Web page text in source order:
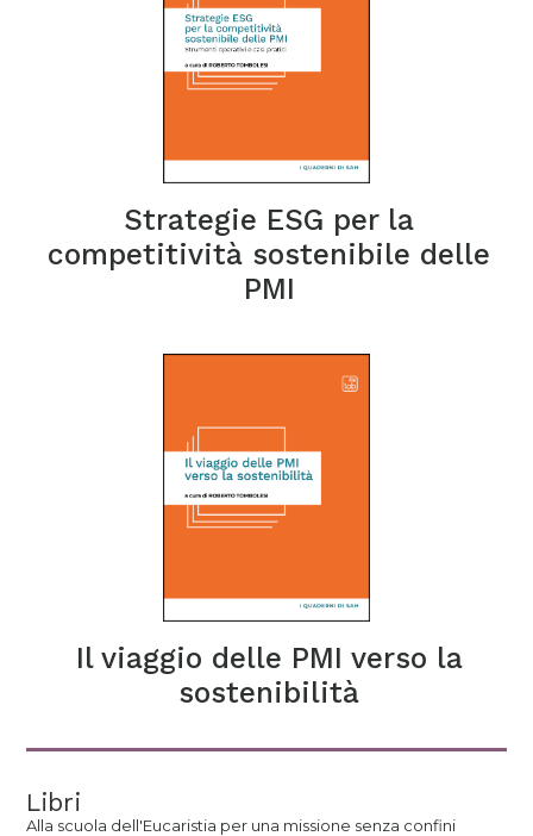
Strategie ESG per la
competitività sostenibile delle
PMI
Il viaggio delle PMI verso la
sostenibilità
Libri
Alla scuola dell'Eucaristia per una missione senza confini